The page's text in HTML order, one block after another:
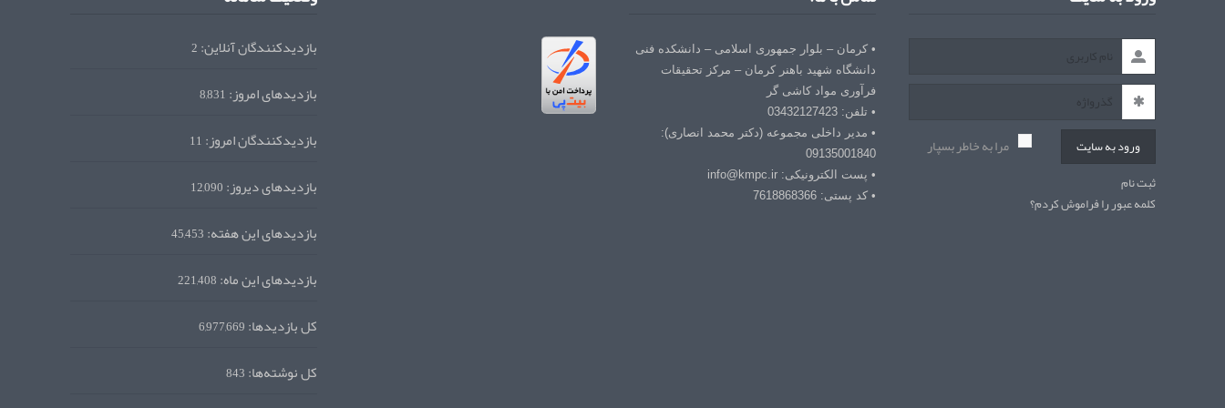
ورود به سایت مرا به خاطر بسپار
ثبت نام
کلمه عبور را فراموش کردم؟
• کرمان – بلوار جمهوری اسلامی – دانشکده فنی
دانشگاه شهید باهنر کرمان – مرکز تحقیقات
فرآوری مواد کاشی گر
• تلفن: 03432127423
• مدیر داخلی مجموعه (دکتر محمد انصاری):
09135001840
• پست الکترونیکی: info@kmpc.ir
• کد پستی: 7618868366
بازدیدکنندگان آنلاین:2
بازدیدهای امروز:8,831
بازدیدکنندگان امروز:11
بازدیدهای دیروز:12,090
بازدیدهای این هفته:45,453
بازدیدهای این ماه:221,408
کل بازدیدها:6,977,669
کل نوشته‌ها:843